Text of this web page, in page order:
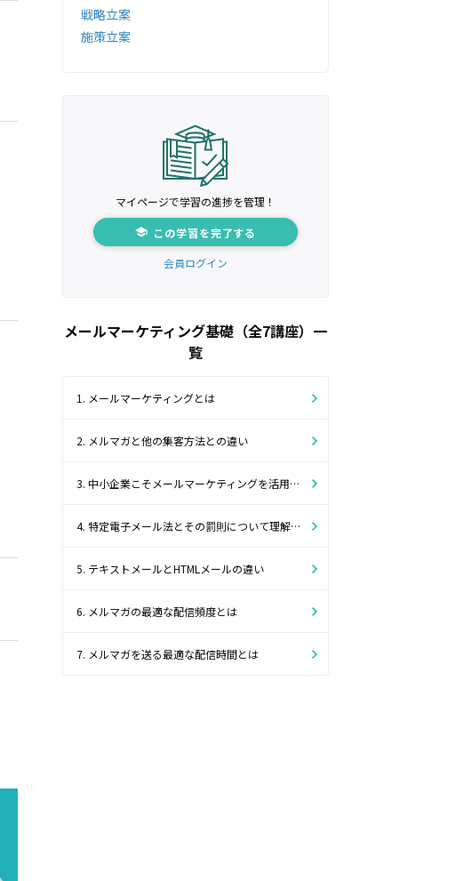
戦略立案
施策立案
マイページで学習の進捗を管理！
この学習を完了する
会員ログイン
メールマーケティング基礎（全7講座）一
覧
1. メールマーケティングとは
2. メルマガと他の集客方法との違い
3. 中小企業こそメールマーケティングを活用したほうがよい理由
4. 特定電子メール法とその罰則について理解しよう
5. テキストメールとHTMLメールの違い
6. メルマガの最適な配信頻度とは
7. メルマガを送る最適な配信時間とは